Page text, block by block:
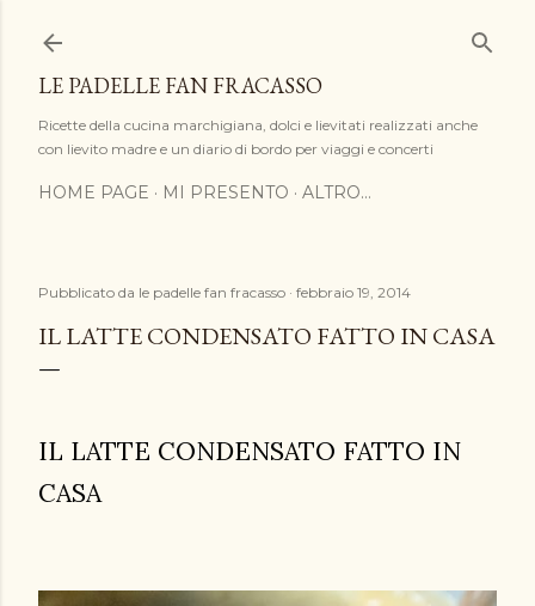
LE PADELLE FAN FRACASSO
Ricette della cucina marchigiana, dolci e lievitati realizzati anche
con lievito madre e un diario di bordo per viaggi e concerti
HOME PAGE MI PRESENTO ALTRO…
Pubblicato da le padelle fan fracasso febbraio 19, 2014
IL LATTE CONDENSATO FATTO IN CASA
IL LATTE CONDENSATO FATTO IN
CASA